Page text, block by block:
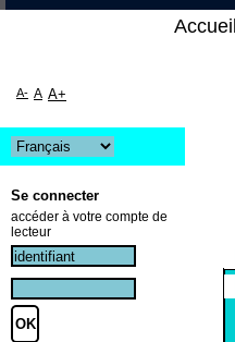
Accueil
A- A A+
Se connecter
accéder à votre compte de
lecteur